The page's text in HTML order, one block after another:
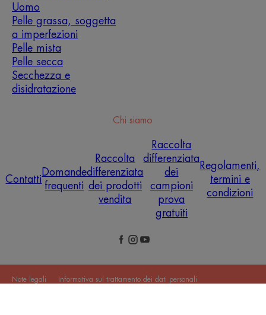
Uomo
Pelle grassa, soggetta
a imperfezioni
Pelle mista
Pelle secca
Secchezza e
disidratazione
Chi siamo
Contatti
Domande
frequenti
Raccolta
differenziata
dei prodotti
vendita
Raccolta
differenziata
dei
campioni
prova
gratuiti
Regolamenti,
termini e
condizioni
Note legali
Informativa sul trattamento dei dati personali